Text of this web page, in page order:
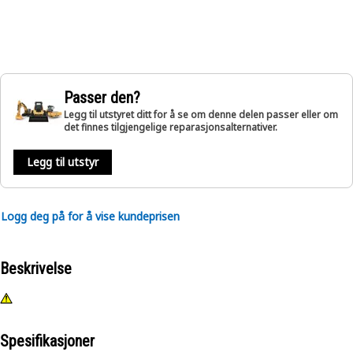
Passer den?
Legg til utstyret ditt for å se om denne delen passer eller om
det finnes tilgjengelige reparasjonsalternativer.
Legg til utstyr
Logg deg på for å vise kundeprisen
Beskrivelse
Spesifikasjoner